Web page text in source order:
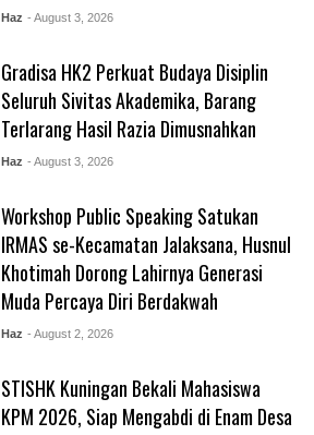
Haz - August 3, 2026
Gradisa HK2 Perkuat Budaya Disiplin
Seluruh Sivitas Akademika, Barang
Terlarang Hasil Razia Dimusnahkan
Haz - August 3, 2026
Workshop Public Speaking Satukan
IRMAS se-Kecamatan Jalaksana, Husnul
Khotimah Dorong Lahirnya Generasi
Muda Percaya Diri Berdakwah
Haz - August 2, 2026
STISHK Kuningan Bekali Mahasiswa
KPM 2026, Siap Mengabdi di Enam Desa